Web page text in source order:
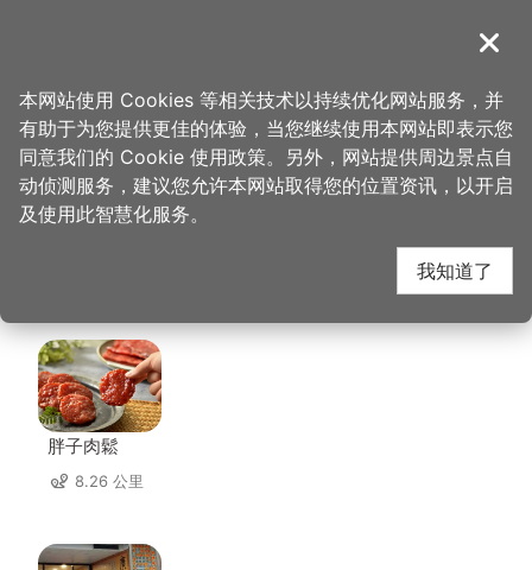
導覽
首页 > 想去的地方 > 美食、购物 > TINA厨房大溪店
TINA厨房大溪店 周边
店家
胖子肉鬆
8.26 公里
关闭
本网站使用 Cookies 等相关技术以持续优化网站服务，并
有助于为您提供更佳的体验，当您继续使用本网站即表示您
同意我们的 Cookie 使用政策。另外，网站提供周边景点自
动侦测服务，建议您允许本网站取得您的位置资讯，以开启
及使用此智慧化服务。
我知道了